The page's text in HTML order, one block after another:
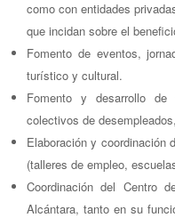
como con entidades
que incidan sobre el
Fomento de eventos,
turístico y cultural.
Fomento y desarrollo
colectivos de
Elaboración y coordinación
(talleres de empleo,
Coordinación del Centro
Alcántara, tanto en su